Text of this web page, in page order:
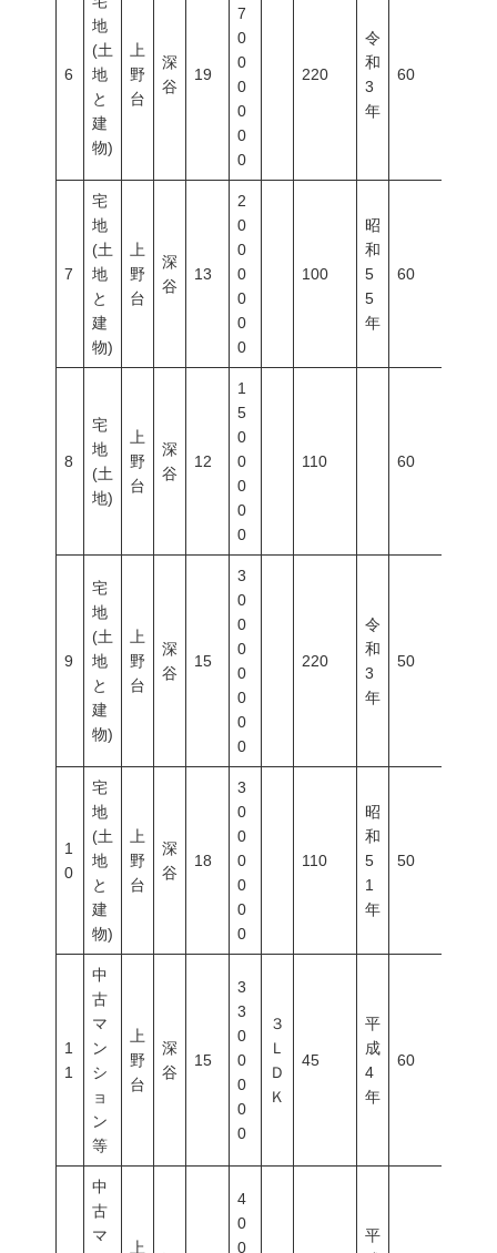
6
地
(土
地
と
建
物)
上
野
台
深
谷
19
7
0
0
0
0
0
0
220
令
和
3
年
60
7
宅
地
(土
地
と
建
物)
上
野
台
深
谷
13
2
0
0
0
0
0
0
100
昭
和
5
5
年
60
8
宅
地
(土
地)
上
野
台
深
谷
12
1
5
0
0
0
0
0
110 60
9
宅
地
(土
地
と
建
物)
上
野
台
深
谷
15
3
0
0
0
0
0
0
0
220
令
和
3
年
50
1
0
宅
地
(土
地
と
建
物)
上
野
台
深
谷
18
3
0
0
0
0
0
0
110
昭
和
5
1
年
50
1
1
中
古
マ
ン
シ
ョ
ン
等
上
野
台
深
谷
15
3
3
0
0
0
0
0
３
Ｌ
Ｄ
Ｋ
45
平
成
4
年
60
中
古
マ
上
4
0
0
平